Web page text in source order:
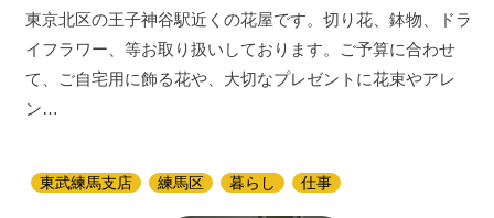
東京北区の王子神谷駅近くの花屋です。切り花、鉢物、ドラ
イフラワー、等お取り扱いしております。ご予算に合わせ
て、ご自宅用に飾る花や、大切なプレゼントに花束やアレ
ン…
東武練馬支店 練馬区 暮らし 仕事